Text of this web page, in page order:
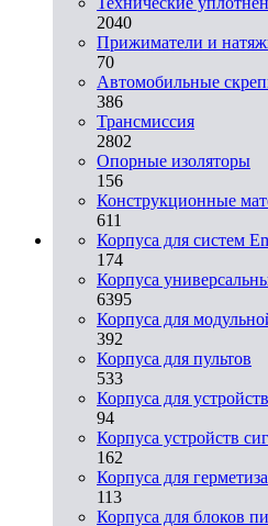
2040
Прижиматели и
70
Автомобильные
386
Трансмиссия
2802
Опорные изоляторы
156
Конструкционные
611
Корпуса для систем
174
Корпуса
6395
Корпуса для
392
Корпуса для пультов
533
Корпуса для
94
Корпуса устройств
162
Корпуса для
113
Корпуса для блоков